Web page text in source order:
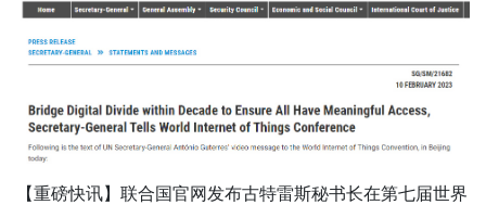
【重磅快讯】联合国官网发布古特雷斯秘书长在第七届世界